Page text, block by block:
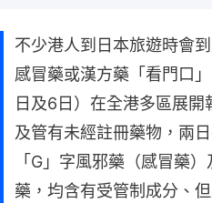
不少港人到日本旅遊時會
感冒藥或漢方藥「看門口
日及6日）在全港多區展
及管有未經註冊藥物，兩
「G」字風邪藥（感冒藥
藥，均含有受管制成分、